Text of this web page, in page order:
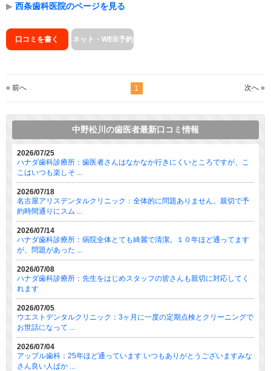
▶ 西条歯科医院のページを見る
口コミを書く ネット・WEB予約
« 前へ 1 次へ »
中野松川の歯医者最新口コミ情報
2026/07/25
ハナダ歯科診療所：歯医者さんはなかなか行きにくいところですが、こ
こはいつも楽しそ ...
2026/07/18
名古屋アリスデンタルクリニック：全体的に問題ありません。親切で予
約時間通りにスム ...
2026/07/14
ハナダ歯科診療所：病院全体とても綺麗で清潔。１０年ほど通ってます
が、問題があった ...
2026/07/08
ハナダ歯科診療所：先生をはじめスタッフの皆さんも親切に対応してく
れます
2026/07/05
ウエストデンタルクリニック：3ヶ月に一度の定期点検とクリーニングで
お世話になって ...
2026/07/04
アップル歯科：25年ほど通っています いつもありがとうございますみな
さん良い人ばか ...